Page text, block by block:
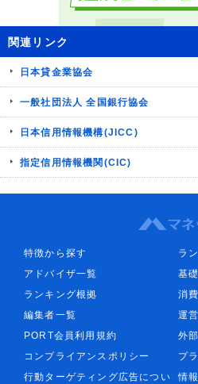
関連リンク
日本貸金業協会
一般社団法人 全国銀行協会
日本信用情報機構(JICC)
指定信用情報機関(CIC)
特徴から探す
ラ
アドバイザ一覧
基
ランキング根拠
消
編集者一覧
運
PORT会員利用規約
外
コンプライアンスポリシー
プ
行動ターゲティング広告につい
情